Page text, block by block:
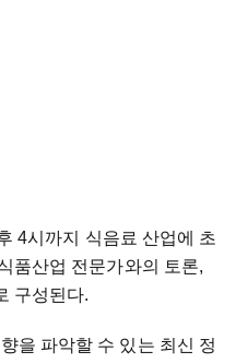
4시까지 식음료 산업에 초
품산업 전문가와의 토론,
구성된다.
을 파악할 수 있는 최신 정